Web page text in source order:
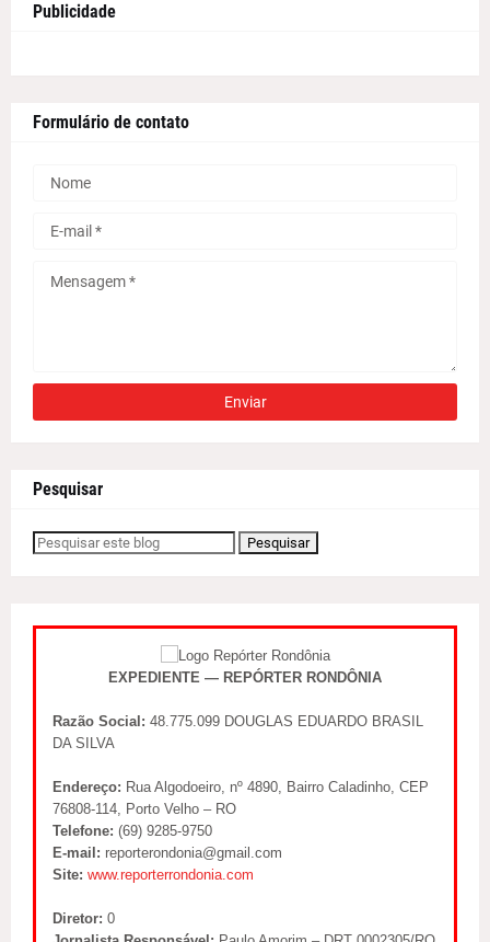
Publicidade
Formulário de contato
Pesquisar
EXPEDIENTE — REPÓRTER RONDÔNIA
Razão Social: 48.775.099 DOUGLAS EDUARDO BRASIL
DA SILVA
Endereço: Rua Algodoeiro, nº 4890, Bairro Caladinho, CEP
76808-114, Porto Velho – RO
Telefone: (69) 9285-9750
E-mail: reporterondonia@gmail.com
Site: www.reporterrondonia.com
Diretor: 0